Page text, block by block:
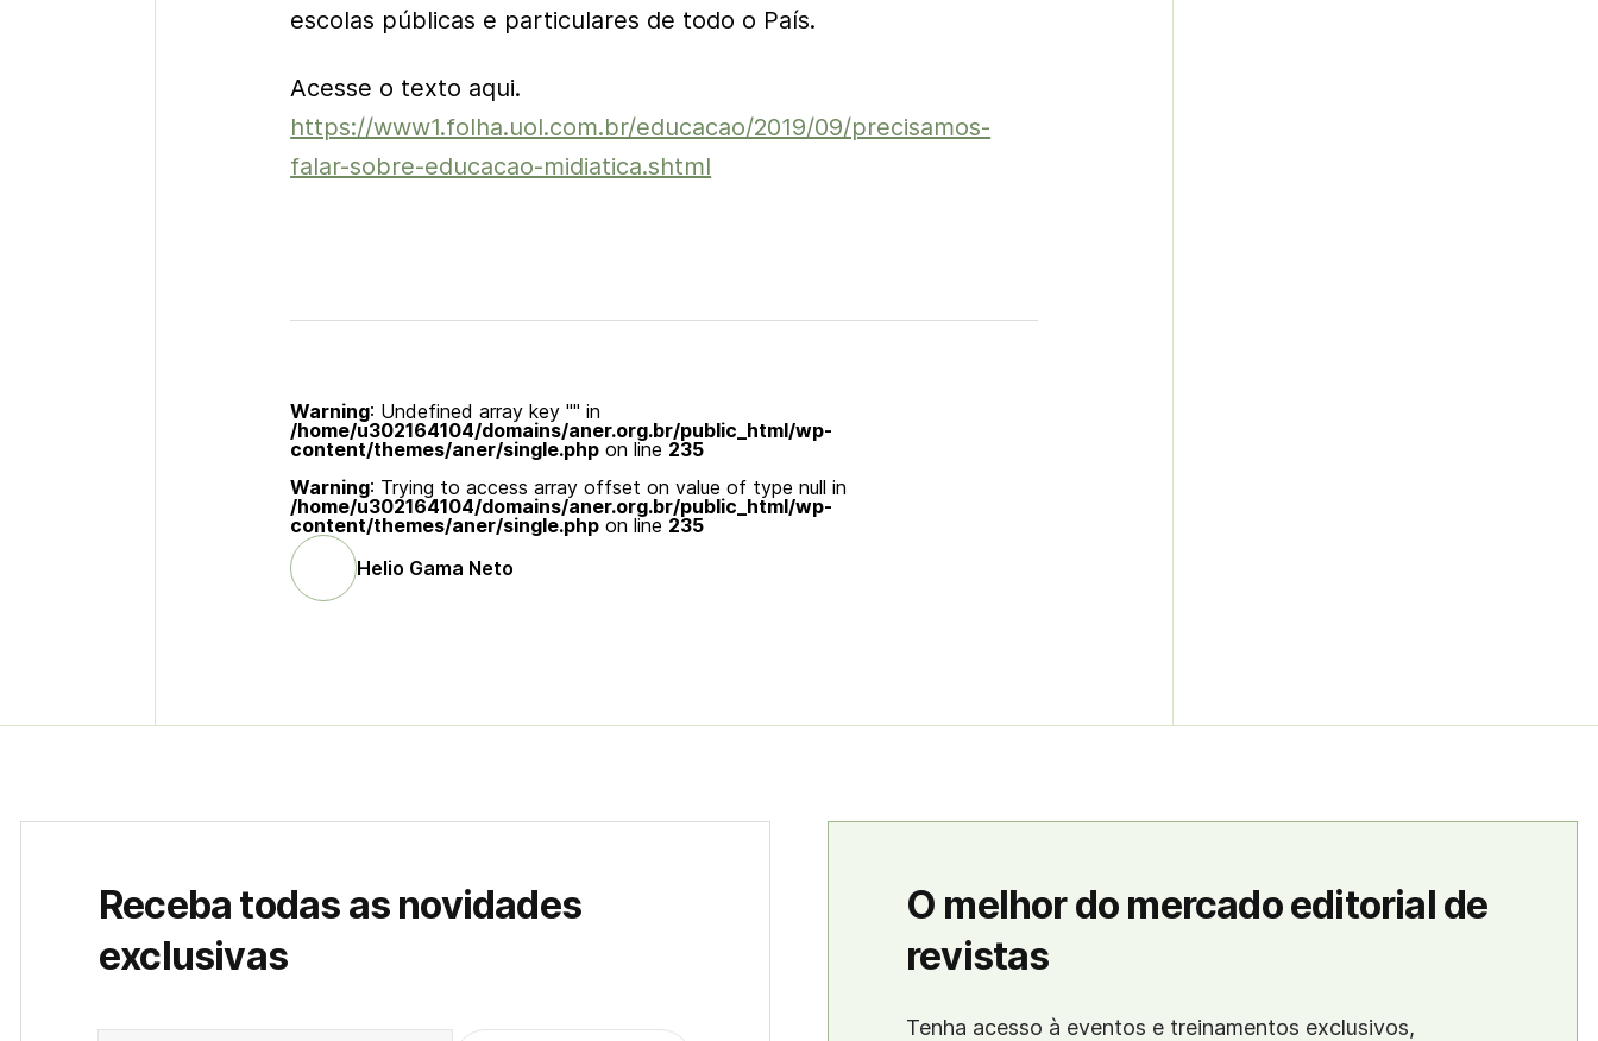
escolas públicas e particulares de todo o País.
Acesse o texto aqui.
https://www1.folha.uol.com.br/educacao/2019/09/precisamos-
falar-sobre-educacao-midiatica.shtml
Warning: Undefined array key "" in
/home/u302164104/domains/aner.org.br/public_html/wp-
content/themes/aner/single.php on line 235
Warning: Trying to access array offset on value of type null in
/home/u302164104/domains/aner.org.br/public_html/wp-
content/themes/aner/single.php on line 235
Helio Gama Neto
Receba todas as novidades
exclusivas
O melhor do mercado editorial de
revistas
Tenha acesso à eventos e treinamentos exclusivos,